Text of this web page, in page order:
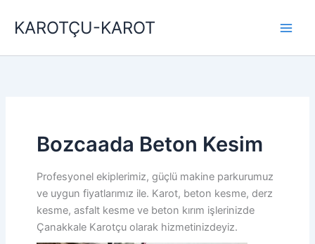
atlaKAROTÇU-KAROT
Bozcaada Beton Kesim
Profesyonel ekiplerimiz, güçlü makine parkurumuz
ve uygun fiyatlarımız ile. Karot, beton kesme, derz
kesme, asfalt kesme ve beton kırım işlerinizde
Çanakkale Karotçu olarak hizmetinizdeyiz.